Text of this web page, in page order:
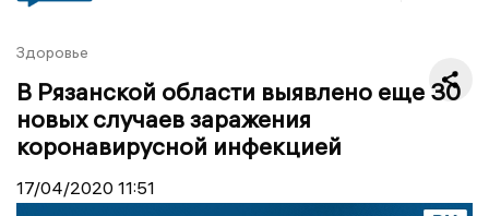
Здоровье
В Рязанской области выявлено еще 30
новых случаев заражения
коронавирусной инфекцией
17/04/2020 11:51